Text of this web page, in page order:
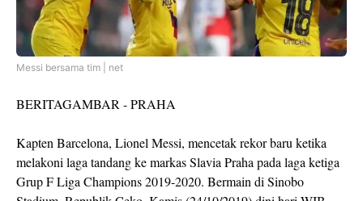
Messi bersama tim | net
BERITAGAMBAR - PRAHA
Kapten Barcelona, Lionel Messi, mencetak rekor baru ketika
melakoni laga tandang ke markas Slavia Praha pada laga ketiga
Grup F Liga Champions 2019-2020. Bermain di Sinobo